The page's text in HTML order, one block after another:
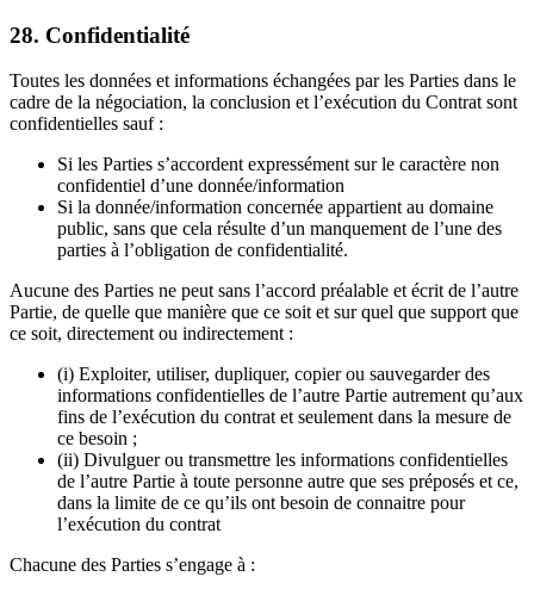
28. Confidentialité
Toutes les données et informations échangées par les Parties dans le
cadre de la négociation, la conclusion et l’exécution du Contrat sont
confidentielles sauf :
Si les Parties s’accordent expressément sur le caractère non
confidentiel d’une donnée/information
Si la donnée/information concernée appartient au domaine
public, sans que cela résulte d’un manquement de l’une des
parties à l’obligation de confidentialité.
Aucune des Parties ne peut sans l’accord préalable et écrit de l’autre
Partie, de quelle que manière que ce soit et sur quel que support que
ce soit, directement ou indirectement :
(i) Exploiter, utiliser, dupliquer, copier ou sauvegarder des
informations confidentielles de l’autre Partie autrement qu’aux
fins de l’exécution du contrat et seulement dans la mesure de
ce besoin ;
(ii) Divulguer ou transmettre les informations confidentielles
de l’autre Partie à toute personne autre que ses préposés et ce,
dans la limite de ce qu’ils ont besoin de connaitre pour
l’exécution du contrat
Chacune des Parties s’engage à :